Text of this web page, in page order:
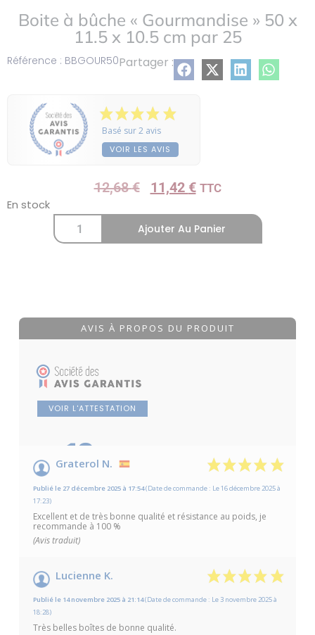
Référence : BBGOUR50Partager :
Boite à bûche « Gourmandise » 50 x
11.5 x 10.5 cm par 25
Basé sur 2 avis
VOIR LES AVIS
12,68€ 11,42 € TTC
En stock
Ajouter Au Panier
AVIS À PROPOS DU PRODUIT
VOIR L'ATTESTATION
10/10
Basé sur 2 avis
Graterol N.
Publié le 27 décembre 2025 à 17:54(Date de commande : Le 16 décembre 2025 à
17:23)
Excellent et de très bonne qualité et résistance au poids, je
recommande à 100 %
(Avis traduit)
Lucienne K.
Publié le 14 novembre 2025 à 21:14(Date de commande : Le 3 novembre 2025 à
18:28)
Très belles boîtes de bonne qualité.